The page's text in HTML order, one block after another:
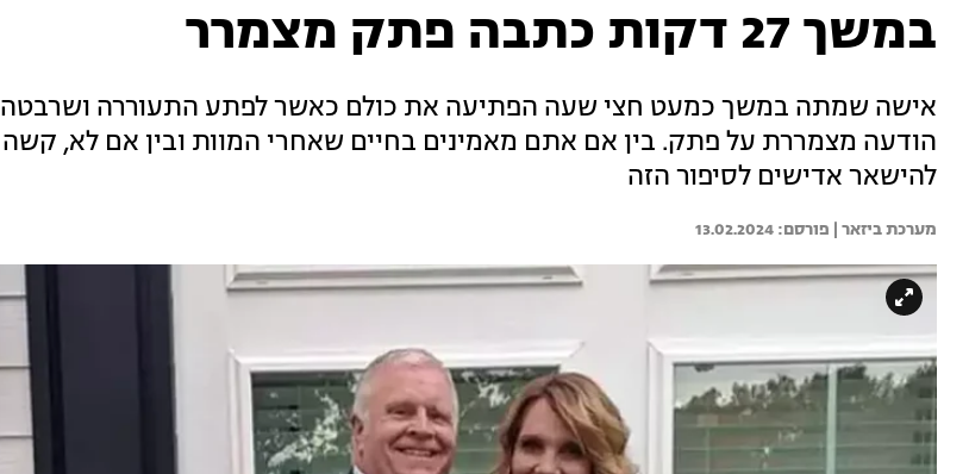
במשך 27 דקות כתבה פתק מצמרר
אישה שמתה במשך כמעט חצי שעה הפתיעה את כולם כאשר לפתע התעוררה ושרבטה
הודעה מצמררת על פתק. בין אם אתם מאמינים בחיים שאחרי המוות ובין אם לא, קשה
להישאר אדישים לסיפור הזה
מערכת ביזאר | 13.02.2024